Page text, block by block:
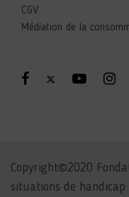
CGV
Médiation de la
Copyright©2020
situations de handicap